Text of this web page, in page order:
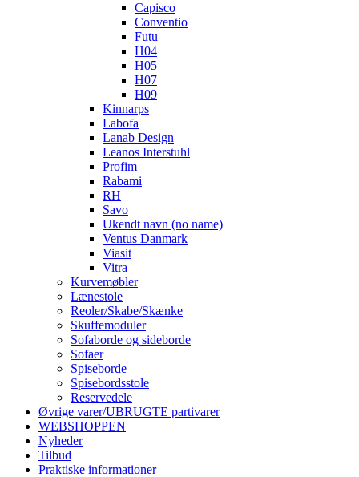
Capisco
Conventio
Futu
H04
H05
H07
H09
Kinnarps
Labofa
Lanab Design
Leanos Interstuhl
Profim
Rabami
RH
Savo
Ukendt navn (no name)
Ventus Danmark
Viasit
Vitra
Kurvemøbler
Lænestole
Reoler/Skabe/Skænke
Skuffemoduler
Sofaborde og sideborde
Sofaer
Spiseborde
Spisebordsstole
Reservedele
Øvrige varer/UBRUGTE partivarer
WEBSHOPPEN
Nyheder
Tilbud
Praktiske informationer